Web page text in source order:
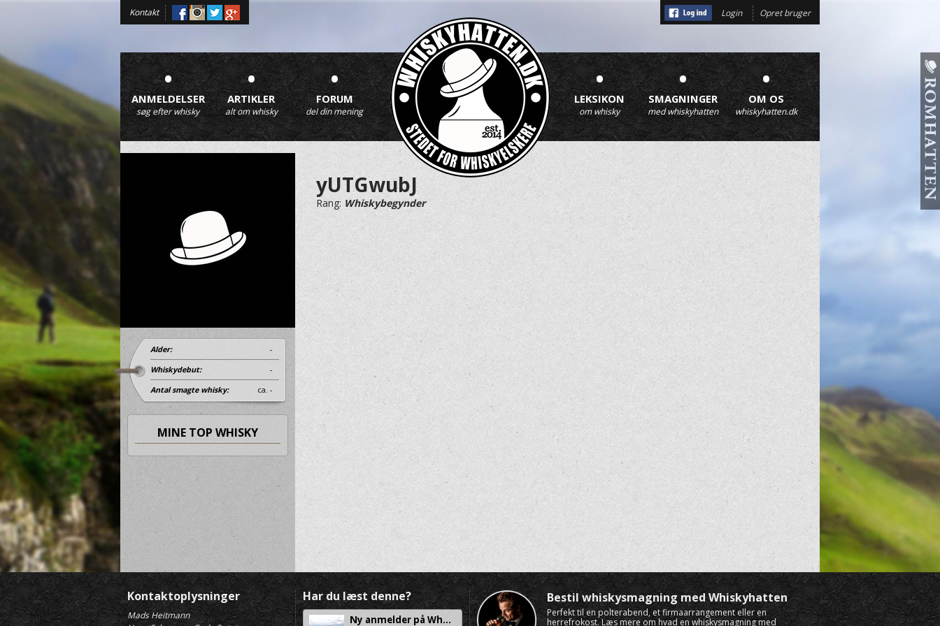
Kontakt Login Opret bruger
•
ANMELDELSER
søg efter whisky
•
ARTIKLER
alt om whisky
•
FORUM
del din mening
•
LEKSIKON
om whisky
•
SMAGNINGER
med whiskyhatten
•
OM OS
whiskyhatten.dk
yUTGwubJ
Rang: Whiskybegynder
Alder: -
Whiskydebut: -
Antal smagte whisky: ca. -
MINE TOP WHISKY
Kontaktoplysninger
Mads Heitmann
Har du læst denne?
Ny anmelder på Wh...
Bestil whiskysmagning med Whiskyhatten
Perfekt til en polterabend, et firmaarrangement eller en
herrefrokost. Læs mere om hvad en whiskysmagning med